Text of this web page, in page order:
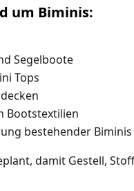
um Biminis:
Segelboote
Tops
Bootstextilien
bestehender Biminis
damit Gestell,